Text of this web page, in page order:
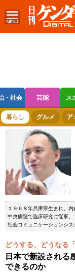
・社会 芸能 ス
ボートレース 競輪
暮らし グルメ ア
１９６８年兵庫県生まれ。
中央病院で臨床研究に従事
社会コミュニケーションシス
どうする、どうなる
日本で新設される
できるのか